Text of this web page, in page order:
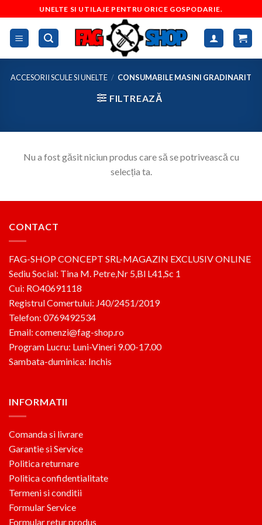
to
content
UNELTE SI UTILAJE PENTRU ORICE GOSPODARIE.
ACCESORII SCULE SI UNELTE / CONSUMABILE MASINI GRADINARIT
FILTREAZĂ
Nu a fost găsit niciun produs care să se potrivească cu
selecția ta.
CONTACT
FAG-SHOP CONCEPT SRL-MAGAZIN EXCLUSIV ONLINE
Sediu Social: Tina M. Petre,Nr 5,Bl L41,Sc 1
Cui: RO40691118
Registrul Comertului: J40/2451/2019
Telefon: 0769492534
Email: comenzi@fag-shop.ro
Program Lucru: Luni-Vineri 9.00-17.00
Sambata-duminica: Inchis
INFORMATII
Comanda si livrare
Garantie si Service
Politica returnare
Politica confidentialitate
Termeni si conditii
Formular Service
Formular retur produs